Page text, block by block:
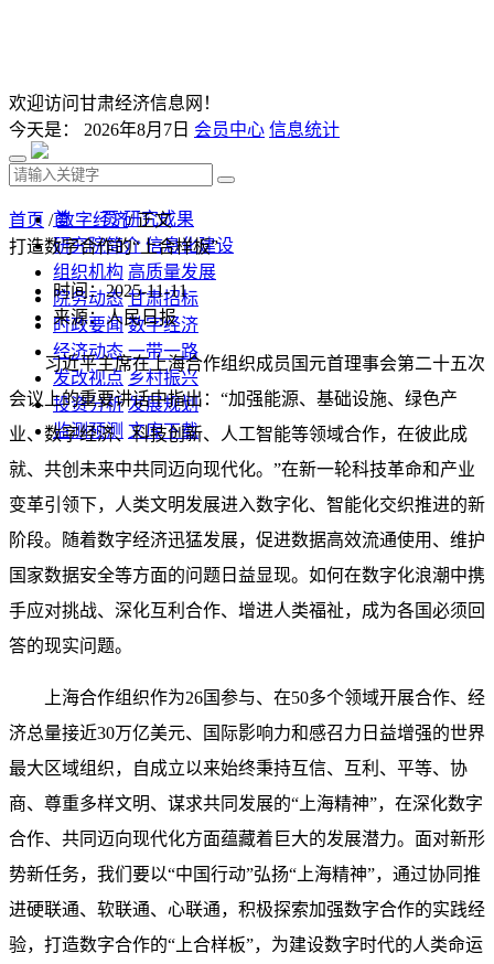
欢迎访问甘肃经济信息网！
今天是： 2026年8月7日 会员中心 信息统计
首 页 研究成果
研究院简介 信息化建设
组织机构 高质量发展
院务动态 甘肃招标
时政要闻 数字经济
经济动态 一带一路
发改视点 乡村振兴
投资分析 发展规划
监测预测 文库下载
首页 /数字经济/ 正文
打造数字合作的“上合样板”
时间：2025-11-11
来源：人民日报
习近平主席在上海合作组织成员国元首理事会第二十五次
会议上的重要讲话中指出：“加强能源、基础设施、绿色产
业、数字经济、科技创新、人工智能等领域合作，在彼此成
就、共创未来中共同迈向现代化。”在新一轮科技革命和产业
变革引领下，人类文明发展进入数字化、智能化交织推进的新
阶段。随着数字经济迅猛发展，促进数据高效流通使用、维护
国家数据安全等方面的问题日益显现。如何在数字化浪潮中携
手应对挑战、深化互利合作、增进人类福祉，成为各国必须回
答的现实问题。
上海合作组织作为26国参与、在50多个领域开展合作、经
济总量接近30万亿美元、国际影响力和感召力日益增强的世界
最大区域组织，自成立以来始终秉持互信、互利、平等、协
商、尊重多样文明、谋求共同发展的“上海精神”，在深化数字
合作、共同迈向现代化方面蕴藏着巨大的发展潜力。面对新形
势新任务，我们要以“中国行动”弘扬“上海精神”，通过协同推
进硬联通、软联通、心联通，积极探索加强数字合作的实践经
验，打造数字合作的“上合样板”，为建设数字时代的人类命运